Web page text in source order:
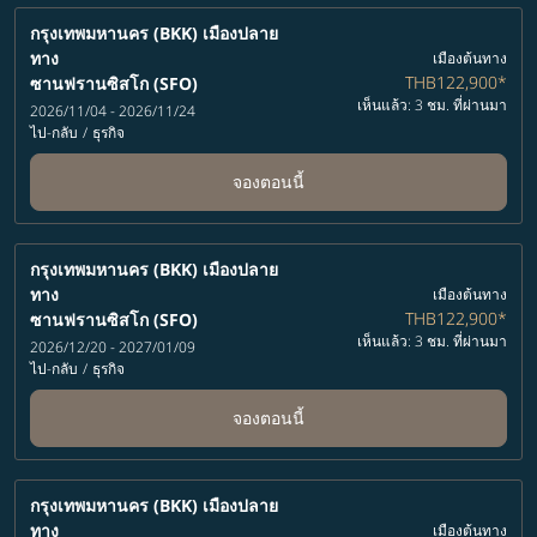
กรุงเทพมหานคร (BKK) เมืองปลาย
ทาง
ซานฟรานซิสโก (SFO)
2026/11/04 - 2026/11/24
ไป-กลับ / ธุรกิจ
เมืองต้นทาง
THB122,900*
เห็นแล้ว: 3 ชม. ที่ผ่านมา
จองตอนนี้
กรุงเทพมหานคร (BKK) เมืองปลาย
ทาง
ซานฟรานซิสโก (SFO)
2026/12/20 - 2027/01/09
ไป-กลับ / ธุรกิจ
เมืองต้นทาง
THB122,900*
เห็นแล้ว: 3 ชม. ที่ผ่านมา
จองตอนนี้
กรุงเทพมหานคร (BKK) เมืองปลาย
ทาง
เมืองต้นทาง